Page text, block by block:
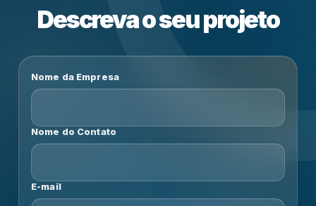
Descreva o seu projeto
Nome da Empresa
Nome do Contato
E-mail